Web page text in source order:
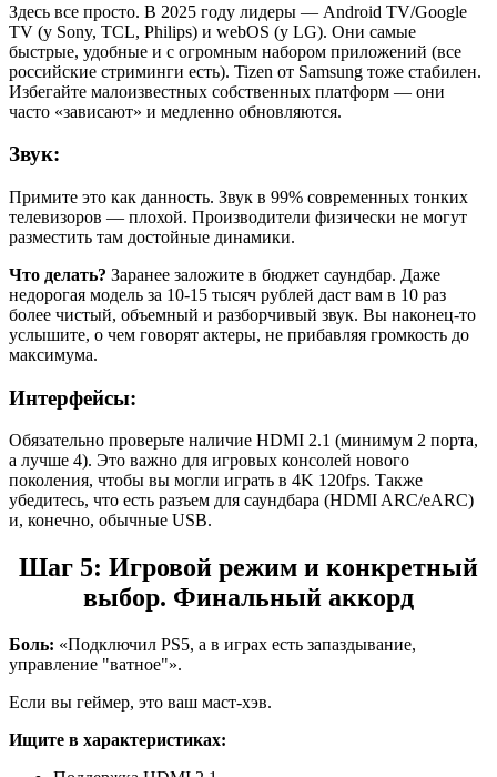
Здесь все просто. В 2025 году лидеры — Android TV/Google
TV (у Sony, TCL, Philips) и webOS (у LG). Они самые
быстрые, удобные и с огромным набором приложений (все
российские стриминги есть). Tizen от Samsung тоже стабилен.
Избегайте малоизвестных собственных платформ — они
часто «зависают» и медленно обновляются.
Звук:
Примите это как данность. Звук в 99% современных тонких
телевизоров — плохой. Производители физически не могут
разместить там достойные динамики.
Что делать? Заранее заложите в бюджет саундбар. Даже
недорогая модель за 10-15 тысяч рублей даст вам в 10 раз
более чистый, объемный и разборчивый звук. Вы наконец-то
услышите, о чем говорят актеры, не прибавляя громкость до
максимума.
Интерфейсы:
Обязательно проверьте наличие HDMI 2.1 (минимум 2 порта,
а лучше 4). Это важно для игровых консолей нового
поколения, чтобы вы могли играть в 4K 120fps. Также
убедитесь, что есть разъем для саундбара (HDMI ARC/eARC)
и, конечно, обычные USB.
Шаг 5: Игровой режим и конкретный
выбор. Финальный аккорд
Боль: «Подключил PS5, а в играх есть запаздывание,
управление "ватное"».
Если вы геймер, это ваш маст-хэв.
Ищите в характеристиках: